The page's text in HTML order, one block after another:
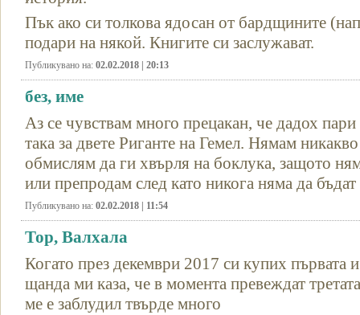
Пък ако си толкова ядосан от бардщините
подари на някой. Книгите си заслужават.
Публикувано на: 02.02.2018 | 20:13
без, име
Аз се чувствам много прецакан, че дадох
така за двете Риганте на Гемел. Нямам
обмислям да ги хвърля на боклука, защото
или препродам след като никога няма да
Публикувано на: 02.02.2018 | 11:54
Тор, Валхала
Когато през декември 2017 си купих първата
щанда ми каза, че в момента превеждат
ме е заблудил твърде много